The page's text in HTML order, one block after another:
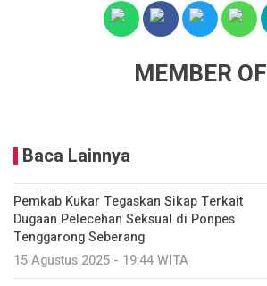
MEMBER OF
Baca Lainnya
Pemkab Kukar Tegaskan Sikap Terkait
Dugaan Pelecehan Seksual di Ponpes
Tenggarong Seberang
15 Agustus 2025 - 19:44 WITA